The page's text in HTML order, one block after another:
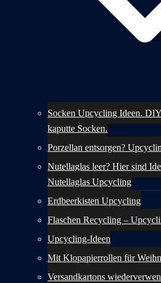
Socken Upcycling Ideen.
kaputte Socken.
Porzellan entsorgen?
Nutellaglas leer? Hier sind
Nutellaglas Upcycling
Erdbeerkisten Upcycling
Flaschen Recycling –
Upcycling-Ideen
Mit Klopapierrollen für
Versandkartons